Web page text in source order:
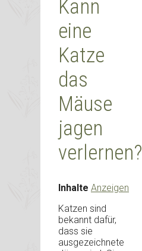
Kann
eine
Katze
das
Mäuse
jagen
verlernen?
Inhalte Anzeigen
Katzen sind
bekannt dafür,
dass sie
ausgezeichnete